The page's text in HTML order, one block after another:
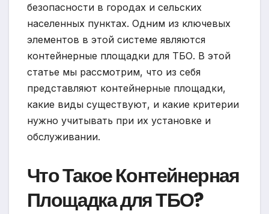
безопасности в городах и сельских
населенных пунктах. Одним из ключевых
элементов в этой системе являются
контейнерные площадки для ТБО. В этой
статье мы рассмотрим, что из себя
представляют контейнерные площадки,
какие виды существуют, и какие критерии
нужно учитывать при их установке и
обслуживании.
Что Такое Контейнерная
Площадка для ТБО?